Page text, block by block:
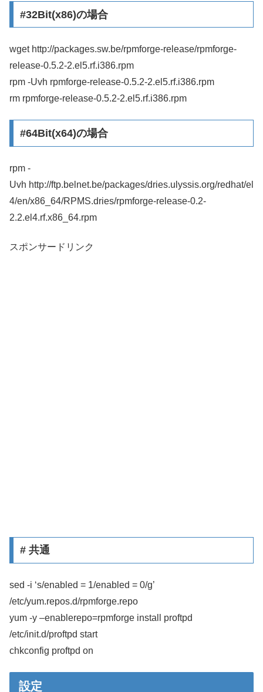
#32Bit(x86)の場合
wget http://packages.sw.be/rpmforge-release/rpmforge-
release-0.5.2-2.el5.rf.i386.rpm
rpm -Uvh rpmforge-release-0.5.2-2.el5.rf.i386.rpm
rm rpmforge-release-0.5.2-2.el5.rf.i386.rpm
#64Bit(x64)の場合
rpm -
Uvh http://ftp.belnet.be/packages/dries.ulyssis.org/redhat/el
4/en/x86_64/RPMS.dries/rpmforge-release-0.2-
2.2.el4.rf.x86_64.rpm
スポンサードリンク
# 共通
sed -i ‘s/enabled = 1/enabled = 0/g’
/etc/yum.repos.d/rpmforge.repo
yum -y –enablerepo=rpmforge install proftpd
/etc/init.d/proftpd start
chkconfig proftpd on
設定